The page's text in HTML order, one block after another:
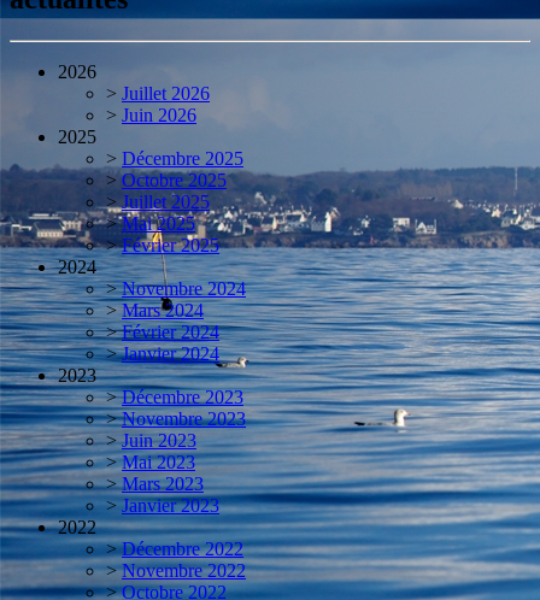
2026
> Juillet 2026
> Juin 2026
2025
> Décembre 2025
> Octobre 2025
> Juillet 2025
> Mai 2025
> Février 2025
2024
> Novembre 2024
> Mars 2024
> Février 2024
> Janvier 2024
2023
> Décembre 2023
> Novembre 2023
> Juin 2023
> Mai 2023
> Mars 2023
> Janvier 2023
2022
> Décembre 2022
> Novembre 2022
> Octobre 2022